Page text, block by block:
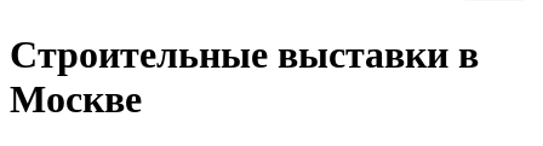
Строительные выставки в
Москве